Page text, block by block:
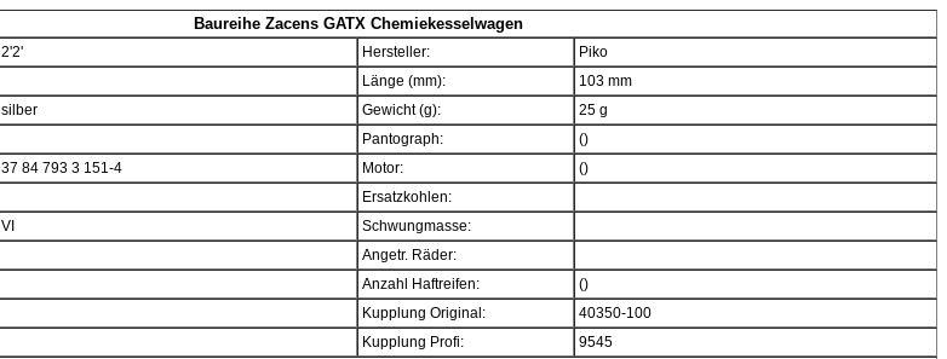
Baureihe Zacens GATX Chemiekesselwagen
2'2' Hersteller:
Piko
Länge (mm):
103 mm
silber Gewicht (g):
25 g
Pantograph:
()
37 84 793 3 151-4 Motor:
()
Ersatzkohlen:
VI
Schwungmasse:
Angetr. Räder:
Anzahl Haftreifen:
()
Kupplung Original:
40350-100
Kupplung Profi:
9545